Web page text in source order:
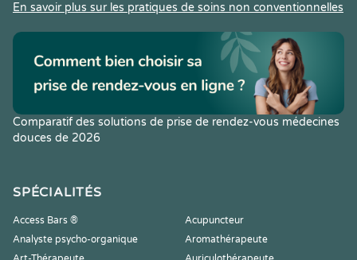
En savoir plus sur les pratiques de soins non conventionnelles
Comparatif des solutions de prise de rendez-vous médecines
douces de 2026
SPÉCIALITÉS
Access Bars ®
Acupuncteur
Analyste psycho-organique
Aromathérapeute